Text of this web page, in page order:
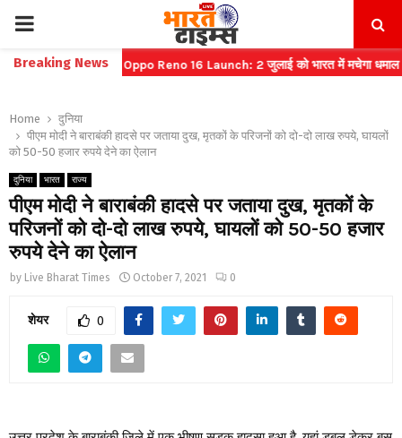
PRIMARY
MENU
Breaking News
बुकिंग ⇝ Oppo Reno 16 Launch: 2 जुलाई को भारत में मचेगा धमाल ⇝
Home
दुनिया
पीएम मोदी ने बाराबंकी हादसे पर जताया दुख, मृतकों के परिजनों को दो-दो लाख रुपये, घायलों
को 50-50 हजार रुपये देने का ऐलान
दुनिया भारत राज्य
पीएम मोदी ने बाराबंकी हादसे पर जताया दुख, मृतकों के
परिजनों को दो-दो लाख रुपये, घायलों को 50-50 हजार
रुपये देने का ऐलान
by Live Bharat Times October 7, 2021 0
शेयर 0